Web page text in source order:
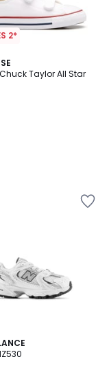
2*
Taylor All Star